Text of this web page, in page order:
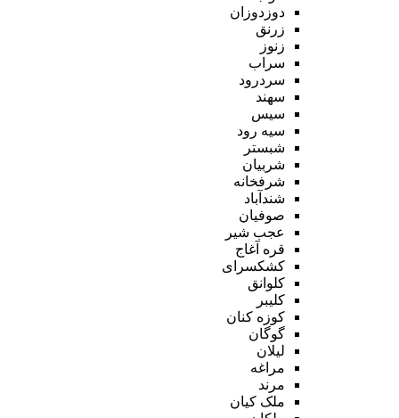
دوزدوزان
زرنق
زنوز
سراب
سردرود
سهند
سیس
سیه رود
شبستر
شربیان
شرفخانه
شندآباد
صوفیان
عجب شیر
قره آغاج
کشکسرای
کلوانق
کلیبر
کوزه کنان
گوگان
لیلان
مراغه
مرند
ملک کیان